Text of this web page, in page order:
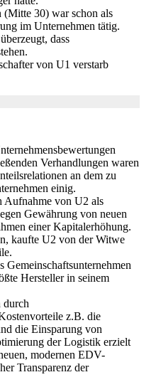
30) war schon als
im Unternehmen tätig.
dass
von U1 verstarb
Verhandlungen waren
an dem zu
einig.
Aufnahme von U2 als
Gewährung von neuen
einer Kapitalerhöhung.
kaufte U2 von der Witwe
Hersteller in seinem
durch
z.B. die
die Einsparung von
der Logistik erzielt
modernen EDV-
Transparenz der